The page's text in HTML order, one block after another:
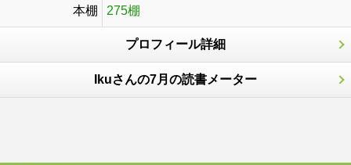
本棚 275棚
プロフィール詳細
Ikuさんの7月の読書メーター